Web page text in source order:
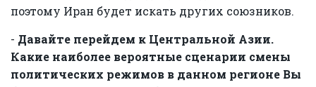
поэтому Иран будет искать других союзников.
- Давайте перейдем к Центральной Азии.
Какие наиболее вероятные сценарии смены
политических режимов в данном регионе Вы